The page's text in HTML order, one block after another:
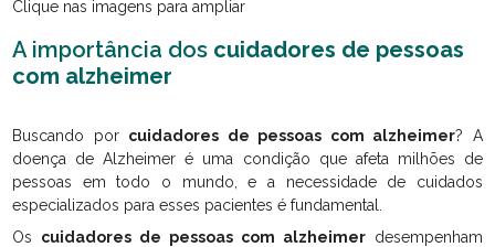
Clique nas imagens para ampliar
A importância dos cuidadores de pessoas
com alzheimer
Buscando por cuidadores de pessoas com alzheimer? A
doença de Alzheimer é uma condição que afeta milhões de
pessoas em todo o mundo, e a necessidade de cuidados
especializados para esses pacientes é fundamental.
Os cuidadores de pessoas com alzheimerdesempenham